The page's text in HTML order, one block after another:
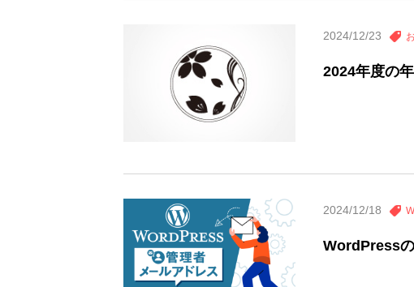
2024/12/23
2024年度の
2024/12/18
WordPress